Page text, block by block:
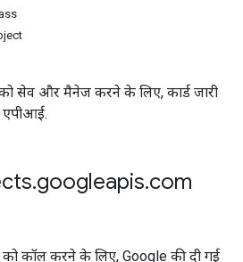
सेव और मैनेज करने के लिए, कार्ड जारी
एपीआई.
.googleapis.com
को कॉल करने के लिए, Google की दी गई